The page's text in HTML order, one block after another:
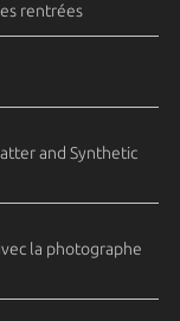
rentrées
and Synthetic
la photographe